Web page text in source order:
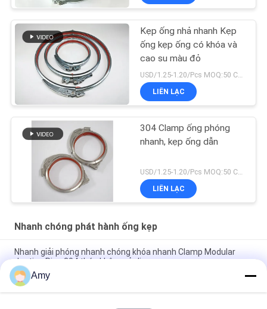
Kẹp ống nhả nhanh Kẹp
ống kẹp ống có khóa và
cao su màu đỏ
USD/1.25-1.20/Pcs MOQ:50 CHIẾC
LIÊN LẠC
304 Clamp ống phóng
nhanh, kẹp ống dẫn
LIÊN LẠC
Nhanh chóng phát hành ống kẹp
Nhanh giải phóng nhanh chóng khóa nhanh Clamp Modular
ducting Ring 304 thép không gỉ clip
SUS304 Máy kẹp ống phóng nhanh Khóa nhanh Nhẫn ống dẫn
Nhẫn trống Khóa Nhẫn Kẹp
Amy